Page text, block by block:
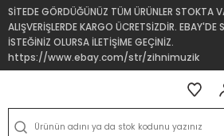
SİTEDE GÖRDÜĞÜNÜZ TÜM ÜRÜNLER STOKTA
ALIŞVERİŞLERDE KARGO ÜCRETSİZDİR. EBAY'DE
İSTEĞİNİZ OLURSA İLETİŞİME GEÇİNİZ.
https://www.ebay.com/str/zihnimuzik